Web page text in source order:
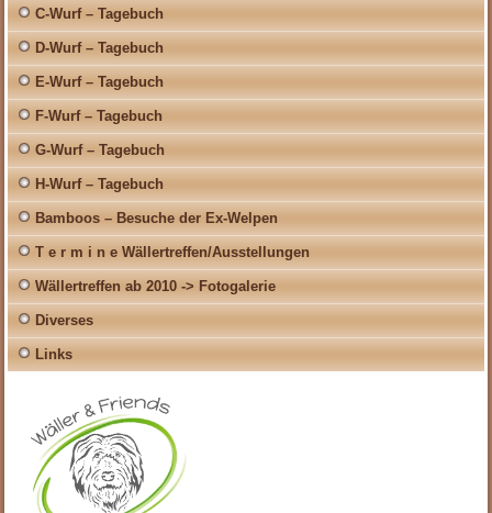
C-Wurf – Tagebuch
D-Wurf – Tagebuch
E-Wurf – Tagebuch
F-Wurf – Tagebuch
G-Wurf – Tagebuch
H-Wurf – Tagebuch
Bamboos – Besuche der Ex-Welpen
T e r m i n e Wällertreffen/Ausstellungen
Wällertreffen ab 2010 -> Fotogalerie
Diverses
Links